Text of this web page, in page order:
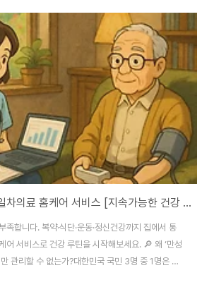
🏥 만성질환 대비, 일차의료 홈케어 서비스 [지속가능한 건강 관리를 위한 새로운 패러다임]
족합니다. 복약·식단·운동·정신건강까지 집에서 통
어 서비스로 건강 루틴을 시작해보세요. 🔎 왜 ‘만성
관리할 수 없는가?대한민국 국민 3명 중 1명은 만
고혈압·당뇨·고지혈증은 가장 흔한 3대 질환입니